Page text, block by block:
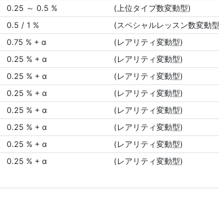
0.25 ～ 0.5 % (上位タイプ数変動型)
0.5 / 1 % (スペシャルレッスン数変動
0.75 % + α (レアリティ変動型)
0.25 % + α (レアリティ変動型)
0.25 % + α (レアリティ変動型)
0.25 % + α (レアリティ変動型)
0.25 % + α (レアリティ変動型)
0.25 % + α (レアリティ変動型)
0.25 % + α (レアリティ変動型)
0.25 % + α (レアリティ変動型)